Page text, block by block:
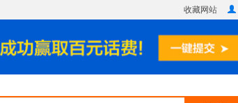
收藏网站